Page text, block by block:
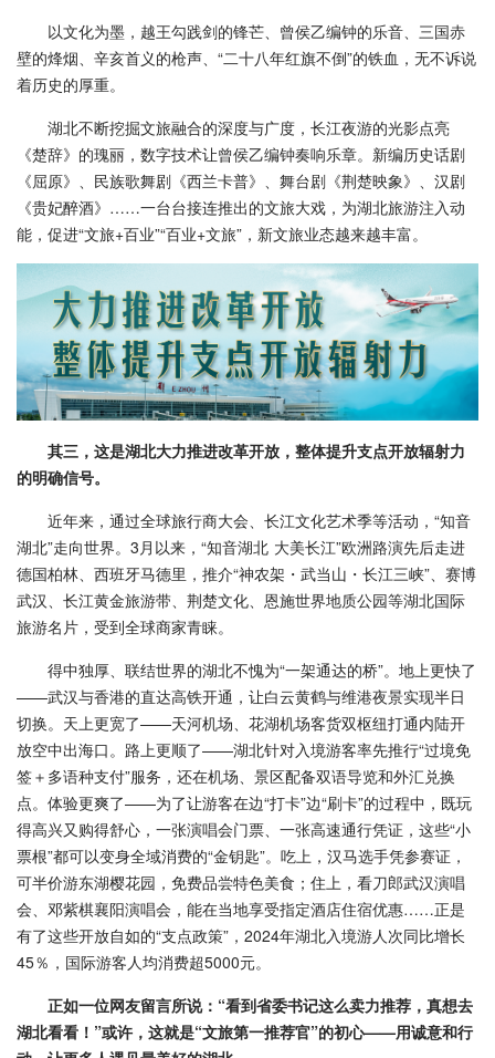
以文化为墨，越王勾践剑的锋芒、曾侯乙编钟的乐音、三国赤
壁的烽烟、辛亥首义的枪声、“二十八年红旗不倒”的铁血，无不诉说
着历史的厚重。
湖北不断挖掘文旅融合的深度与广度，长江夜游的光影点亮
《楚辞》的瑰丽，数字技术让曾侯乙编钟奏响乐章。新编历史话剧
《屈原》、民族歌舞剧《西兰卡普》、舞台剧《荆楚映象》、汉剧
《贵妃醉酒》……一台台接连推出的文旅大戏，为湖北旅游注入动
能，促进“文旅+百业”“百业+文旅”，新文旅业态越来越丰富。
其三，这是湖北大力推进改革开放，整体提升支点开放辐射力
的明确信号。
近年来，通过全球旅行商大会、长江文化艺术季等活动，“知音
湖北”走向世界。3月以来，“知音湖北 大美长江”欧洲路演先后走进
德国柏林、西班牙马德里，推介“神农架・武当山・长江三峡”、赛博
武汉、长江黄金旅游带、荆楚文化、恩施世界地质公园等湖北国际
旅游名片，受到全球商家青睐。
得中独厚、联结世界的湖北不愧为“一架通达的桥”。地上更快了
——武汉与香港的直达高铁开通，让白云黄鹤与维港夜景实现半日
切换。天上更宽了——天河机场、花湖机场客货双枢纽打通内陆开
放空中出海口。路上更顺了——湖北针对入境游客率先推行“过境免
签＋多语种支付”服务，还在机场、景区配备双语导览和外汇兑换
点。体验更爽了——为了让游客在边“打卡”边“刷卡”的过程中，既玩
得高兴又购得舒心，一张演唱会门票、一张高速通行凭证，这些“小
票根”都可以变身全域消费的“金钥匙”。吃上，汉马选手凭参赛证，
可半价游东湖樱花园，免费品尝特色美食；住上，看刀郎武汉演唱
会、邓紫棋襄阳演唱会，能在当地享受指定酒店住宿优惠……正是
有了这些开放自如的“支点政策”，2024年湖北入境游人次同比增长
45％，国际游客人均消费超5000元。
正如一位网友留言所说：“看到省委书记这么卖力推荐，真想去
湖北看看！”或许，这就是“文旅第一推荐官”的初心——用诚意和行